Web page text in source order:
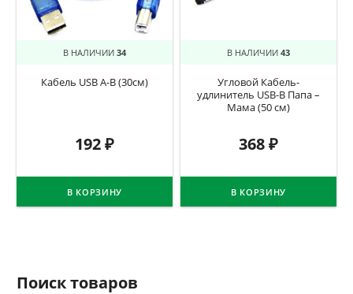
В НАЛИЧИИ 34
Кабель USB A-B (30см)
192₽
В КОРЗИНУ
В НАЛИЧИИ 43
Угловой Кабель-
удлинитель USB-B Папа –
Мама (50 см)
368₽
В КОРЗИНУ
Поиск товаров